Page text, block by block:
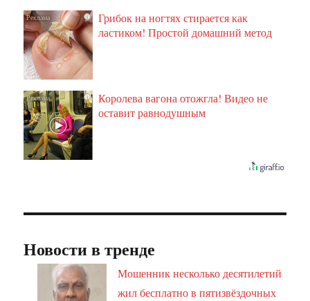
i
Грибок на ногтях стирается как
ластиком! Простой домашний метод
i
Королева вагона отожгла! Видео не
оставит равнодушным
Новости в тренде
Мошенник несколько десятилетий
жил бесплатно в пятизвёздочных